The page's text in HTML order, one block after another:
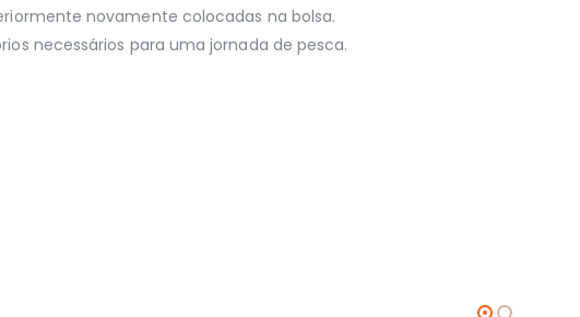
novamente colocadas na bolsa.
necessários para uma jornada de pesca.